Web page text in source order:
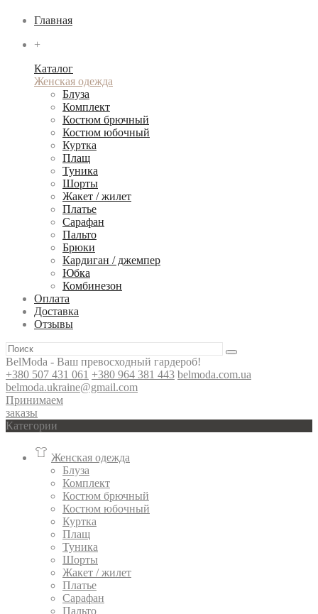
Главная
+
Каталог
Женская одежда
Блуза
Комплект
Костюм брючный
Костюм юбочный
Куртка
Плащ
Туника
Шорты
Жакет / жилет
Платье
Сарафан
Пальто
Брюки
Кардиган / джемпер
Юбка
Комбинезон
Оплата
Доставка
Отзывы
BelModa - Ваш превосходный гардероб!
+380 507 431 061 +380 964 381 443 belmoda.com.ua
belmoda.ukraine@gmail.com
Принимаем
заказы
Категории
Женская одежда
Блуза
Комплект
Костюм брючный
Костюм юбочный
Куртка
Плащ
Туника
Шорты
Жакет / жилет
Платье
Сарафан
Пальто